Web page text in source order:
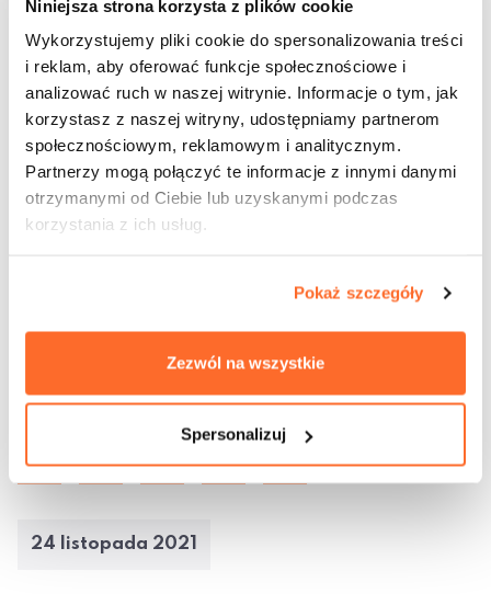
Niniejsza strona korzysta z plików cookie
Wykorzystujemy pliki cookie do spersonalizowania treści
i reklam, aby oferować funkcje społecznościowe i
analizować ruch w naszej witrynie. Informacje o tym, jak
korzystasz z naszej witryny, udostępniamy partnerom
społecznościowym, reklamowym i analitycznym.
Partnerzy mogą połączyć te informacje z innymi danymi
otrzymanymi od Ciebie lub uzyskanymi podczas
korzystania z ich usług.
Pokaż szczegóły
Zezwól na wszystkie
Spersonalizuj
okazja by dzielić się doświadczeniami ze
współpracownikami oraz studentami, którzy swoja
pracą udowadniają, że architektura to sztuka
przyszłości. Te cenne doświadczenia są dla mnie
niezwykle ważne i napędzają mnie do działania.”
Udostępnij wpis:
TwitterLinkedInPinterestEmail
24 listopada 2021